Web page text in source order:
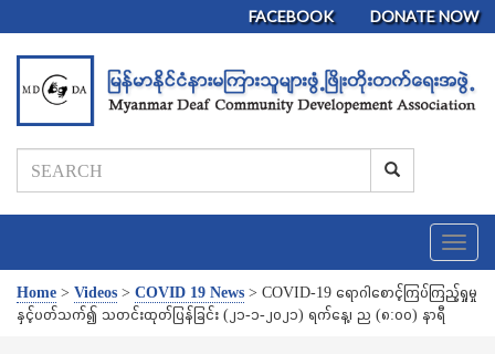
FACEBOOK DONATE NOW
T
o
g
Home > Videos > COVID 19 News > COVID-19 ရောဂါစောင့်ကြပ်ကြည့်ရှုမှု
နှင့်ပတ်သက်၍ သတင်းထုတ်ပြန်ခြင်း (၂၁-၁-၂၀၂၁) ရက်နေ့၊ ည (၈:၀၀) နာရီ